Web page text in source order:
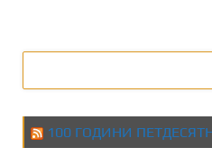
з
д
е
100 ГОДИНИ